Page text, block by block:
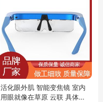
活化眼外肌 智能变焦镜 室内
用眼就像在草原 云联 具体洽